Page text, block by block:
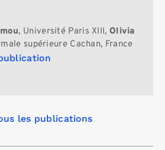
, Université Paris XIII, Olivia
supérieure Cachan, France
les publications
Contact